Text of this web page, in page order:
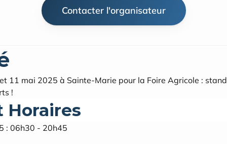
Contacter l'organisateur
11 mai 2025 à Sainte-Marie pour la Foire Agricole :
!
Horaires
: 06h30 - 20h45